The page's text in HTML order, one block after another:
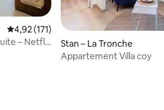
Prosječna ocjena: 4,92/5, recenzija: 171
4,92 (171)
– Netflix
Stan – La Tronche
Appartement Villa coy